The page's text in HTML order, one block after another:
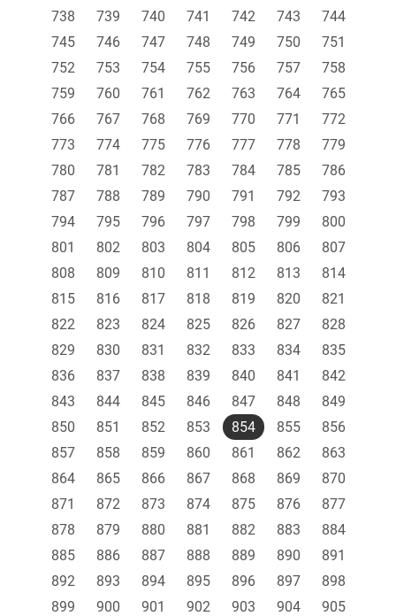
738
739 740 741 742 743
744
745
746 747 748 749 750
751
752
753 754 755 756 757
758
759
760 761 762 763 764
765
766
767 768 769 770 771
772
773
774 775 776 777 778
779
780
781 782 783 784 785
786
787
788 789 790 791 792
793
794
795 796 797 798 799
800
801
802 803 804 805 806
807
808
809 810 811 812 813
814
815
816 817 818 819 820
821
822
823 824 825 826 827
828
829
830 831 832 833 834
835
836
837 838 839 840 841
842
843
844 845 846 847 848
849
850
851 852 853 854 855
856
857
858 859 860 861 862
863
864
865 866 867 868 869
870
871
872 873 874 875 876
877
878
879 880 881 882 883
884
885
886 887 888 889 890
891
892
893 894 895 896 897
898
899
900 901 902 903 904
905